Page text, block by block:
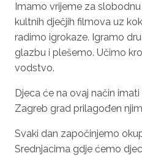
Imamo vrijeme za
kultnih dječjih filmova uz
radimo igrokaze. Igramo
glazbu i plešemo. Učimo
vodstvo.
Djeca će na ovaj način
Zagreb grad prilagođen
Svaki dan započinjemo
Srednjacima gdje ćemo